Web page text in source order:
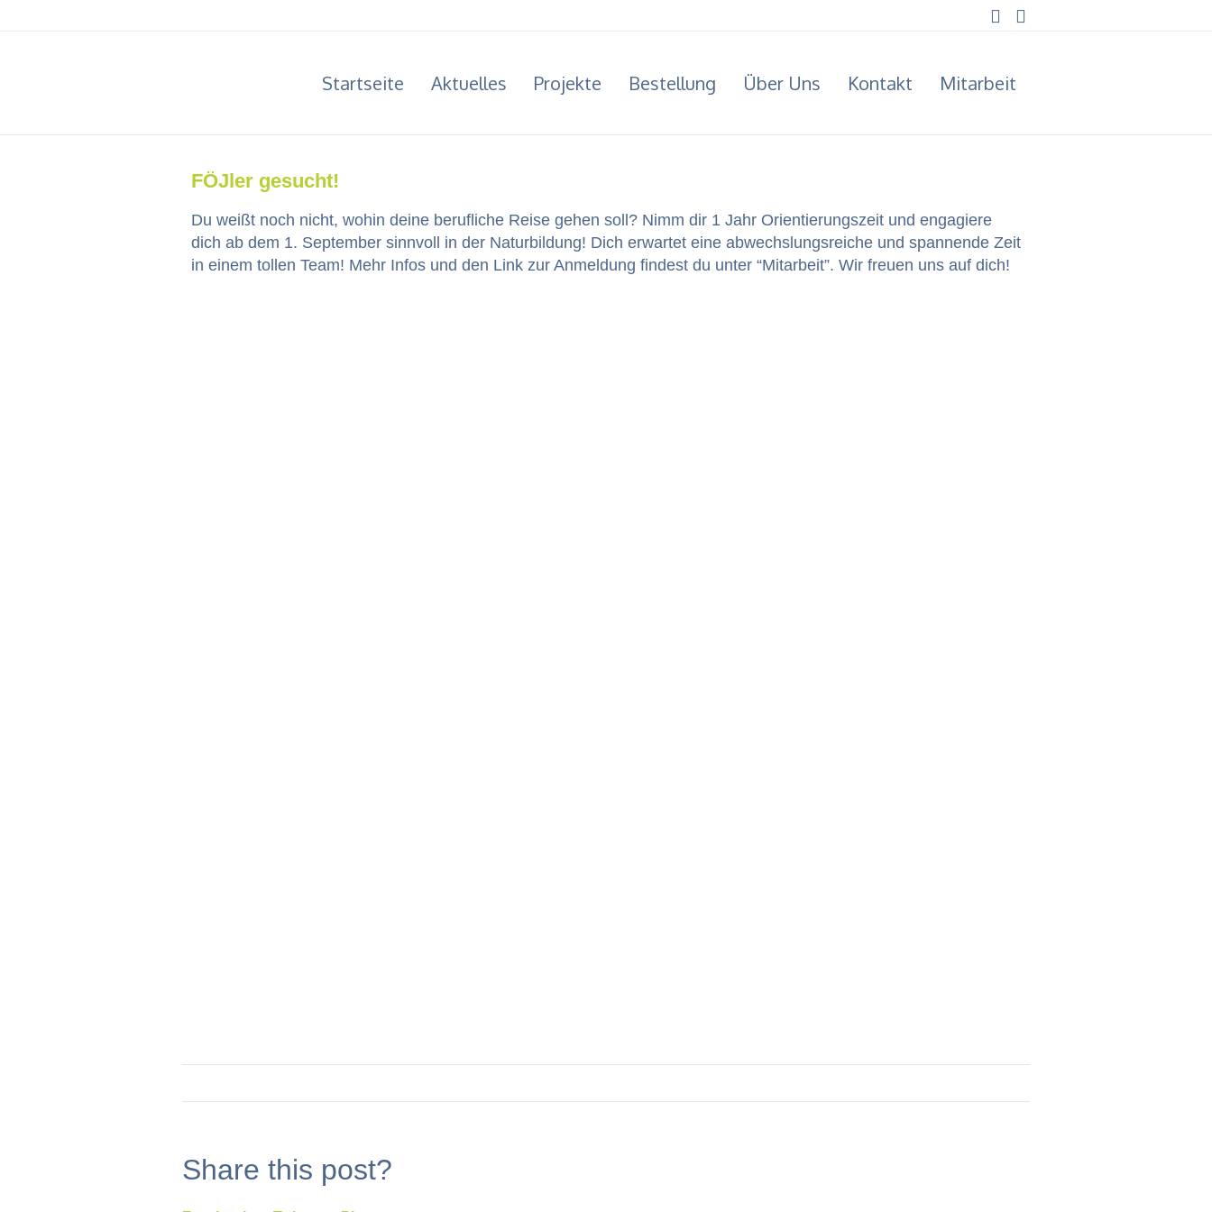
Startseite Aktuelles Projekte Bestellung Über Uns Kontakt Mitarbeit
FÖJler gesucht!
Du weißt noch nicht, wohin deine beru­fliche Reise gehen soll? Nimm dir 1 Jahr Ori­en­tierungszeit und engagiere
dich ab dem 1. Sep­tem­ber sin­nvoll in der Natur­bil­dung! Dich erwartet eine abwech­slungsre­iche und span­nende Zeit
in einem tollen Team! Mehr Infos und den Link zur Anmel­dung find­est du unter “Mitar­beit”. Wir freuen uns auf dich!
Share this post?